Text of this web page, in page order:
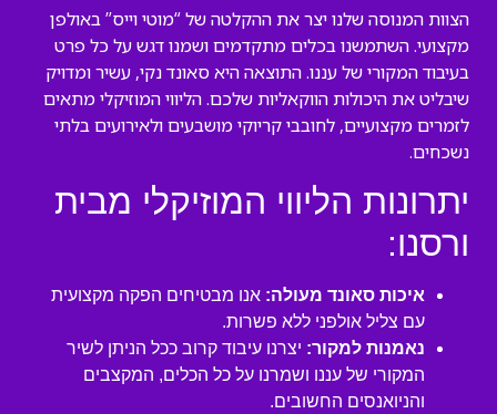
הצוות המנוסה שלנו יצר את ההקלטה של “מוטי וייס” באולפן
מקצועי. השתמשנו בכלים מתקדמים ושמנו דגש על כל פרט
בעיבוד המקורי של עננו. התוצאה היא סאונד נקי, עשיר ומדויק
שיבליט את היכולות הווקאליות שלכם. הליווי המוזיקלי מתאים
לזמרים מקצועיים, לחובבי קריוקי מושבעים ולאירועים בלתי
נשכחים.
יתרונות הליווי המוזיקלי מבית
ורסנו:
איכות סאונד מעולה: אנו מבטיחים הפקה מקצועית
עם צליל אולפני ללא פשרות.
נאמנות למקור: יצרנו עיבוד קרוב ככל הניתן לשיר
המקורי של עננו ושמרנו על כל הכלים, המקצבים
והניואנסים החשובים.